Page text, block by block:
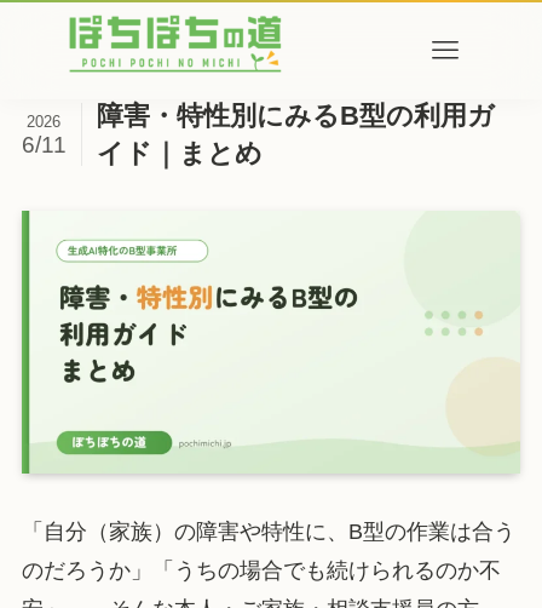
障害・特性別にみるB型の利用ガ
イド｜まとめ
2026
6/11
「自分（家族）の障害や特性に、B型の作業は合う
のだろうか」「うちの場合でも続けられるのか不